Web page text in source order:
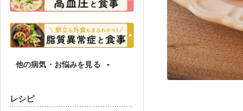
他の病気・お悩みを見る
レシピ